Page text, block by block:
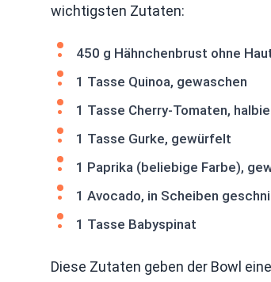
wichtigsten Zutaten:
450 g Hähnchenbrust ohne
1 Tasse Quinoa, gewaschen
1 Tasse Cherry-Tomaten,
1 Tasse Gurke, gewürfelt
1 Paprika (beliebige Farbe),
1 Avocado, in Scheiben
1 Tasse Babyspinat
Diese Zutaten geben der Bowl